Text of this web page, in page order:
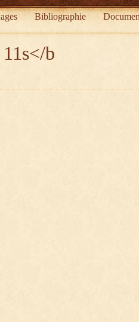
Bibliographie
b